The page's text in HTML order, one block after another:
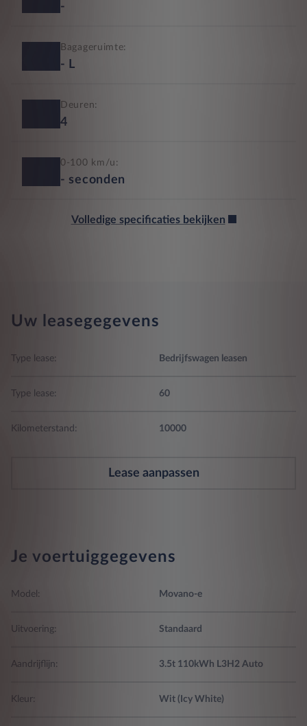
-
Bagageruimte:
- L
Deuren:
4
0-100 km/u:
- seconden
Volledige specificaties bekijken
Uw leasegegevens
Type lease: Bedrijfswagen leasen
Type lease: 60
Kilometerstand: 10000
Lease aanpassen
Je voertuiggegevens
Model: Movano-e
Uitvoering: Standaard
Aandrijflijn: 3.5t 110kWh L3H2 Auto
Kleur: Wit (Icy White)